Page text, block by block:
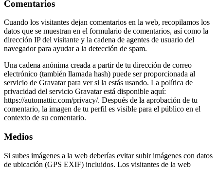
Comentarios
Cuando los visitantes dejan comentarios en la web, recopilamos los
datos que se muestran en el formulario de comentarios, así como la
dirección IP del visitante y la cadena de agentes de usuario del
navegador para ayudar a la detección de spam.
Una cadena anónima creada a partir de tu dirección de correo
electrónico (también llamada hash) puede ser proporcionada al
servicio de Gravatar para ver si la estás usando. La política de
privacidad del servicio Gravatar está disponible aquí:
https://automattic.com/privacy/. Después de la aprobación de tu
comentario, la imagen de tu perfil es visible para el público en el
contexto de su comentario.
Medios
Si subes imágenes a la web deberías evitar subir imágenes con datos
de ubicación (GPS EXIF) incluidos. Los visitantes de la web